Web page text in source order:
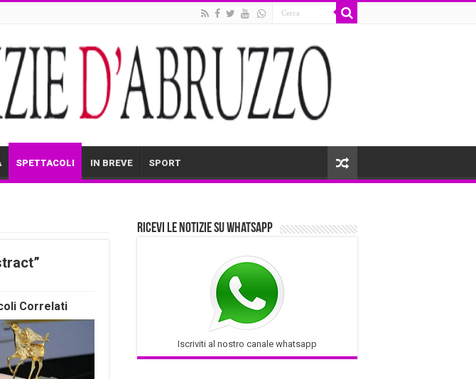
SPETTACOLI IN BREVE SPORT
Correlati
Ricevi le notizie su Whatsapp
Iscriviti al nostro canale whatsapp